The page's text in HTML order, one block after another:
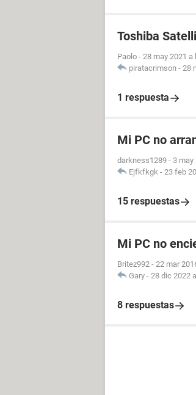
Toshiba
Paolo - 28 may 2021 a
piratacrimson - 28
1 respuesta
Mi PC no
darkness1289 - 3 may
Ejfkfkgk - 23 feb
15 respuestas
Mi PC no
Britez992 - 22 mar
Gary - 28 dic 2022
8 respuestas